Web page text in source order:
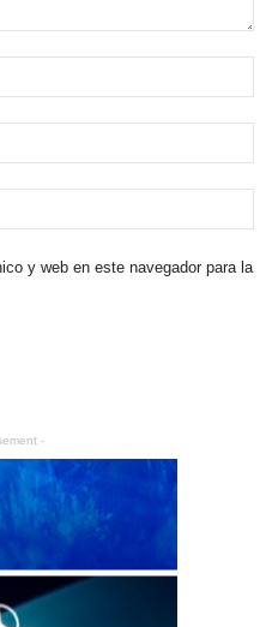
y web en este navegador para la
-